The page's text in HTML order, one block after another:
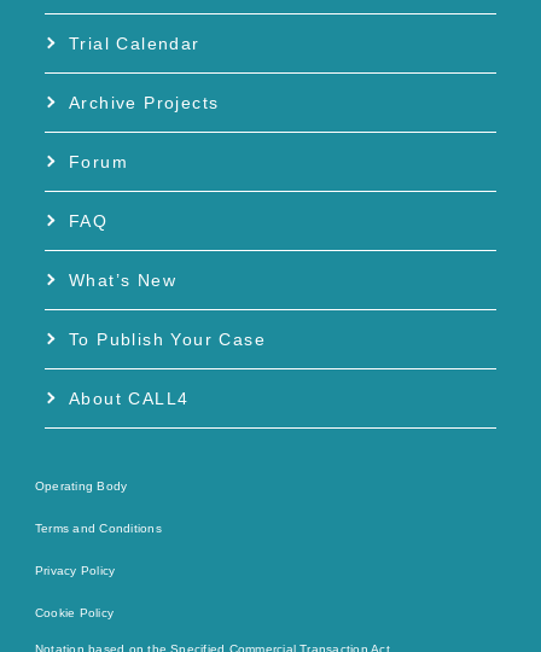
Trial Calendar
Archive Projects
Forum
FAQ
What’s New
To Publish Your Case
About CALL4
Operating Body
Terms and Conditions
Privacy Policy
Cookie Policy
Notation based on the Specified Commercial Transaction Act.